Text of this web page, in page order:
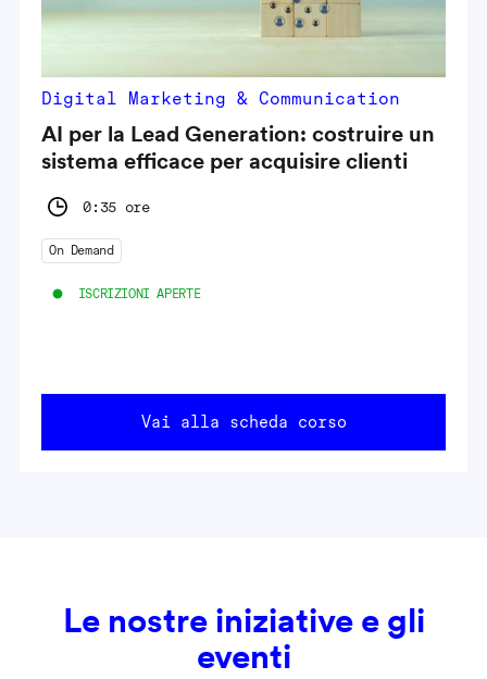
Digital Marketing & Communication
AI per la Lead Generation: costruire un
sistema efficace per acquisire clienti
0:35 ore
On Demand
ISCRIZIONI APERTE
Vai alla scheda corso
Le nostre iniziative e gli
eventi